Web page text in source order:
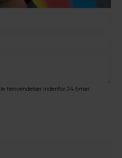
henvendelser indenfor 24 timer.